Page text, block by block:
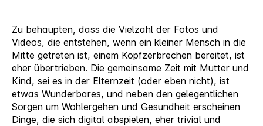
Zu behaupten, dass die Vielzahl der Fotos und
Videos, die entstehen, wenn ein kleiner Mensch in die
Mitte getreten ist, einem Kopfzerbrechen bereitet, ist
eher übertrieben. Die gemeinsame Zeit mit Mutter und
Kind, sei es in der Elternzeit (oder eben nicht), ist
etwas Wunderbares, und neben den gelegentlichen
Sorgen um Wohlergehen und Gesundheit erscheinen
Dinge, die sich digital abspielen, eher trivial und